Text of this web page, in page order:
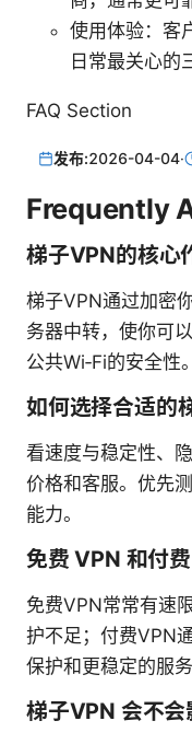
使用体验：客
日常最关心的
FAQ Section
发布:2026-04-04·
Frequently
梯子VPN的核心
梯子VPN通过加密
务器中转，使你可
公共Wi‑Fi的安全性。
如何选择合适的
看速度与稳定性、
价格和客服。优先
能力。
免费 VPN 和付
免费VPN常常有速
护不足；付费VPN
保护和更稳定的服务
梯子VPN 会不会